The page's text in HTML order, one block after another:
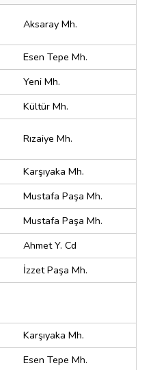
Aksaray Mh.
Esen Tepe Mh.
Yeni Mh.
Kültür Mh.
Rızaiye Mh.
Karşıyaka Mh.
Mustafa Paşa Mh.
Mustafa Paşa Mh.
Ahmet Y. Cd
İzzet Paşa Mh.
Karşıyaka Mh.
Esen Tepe Mh.